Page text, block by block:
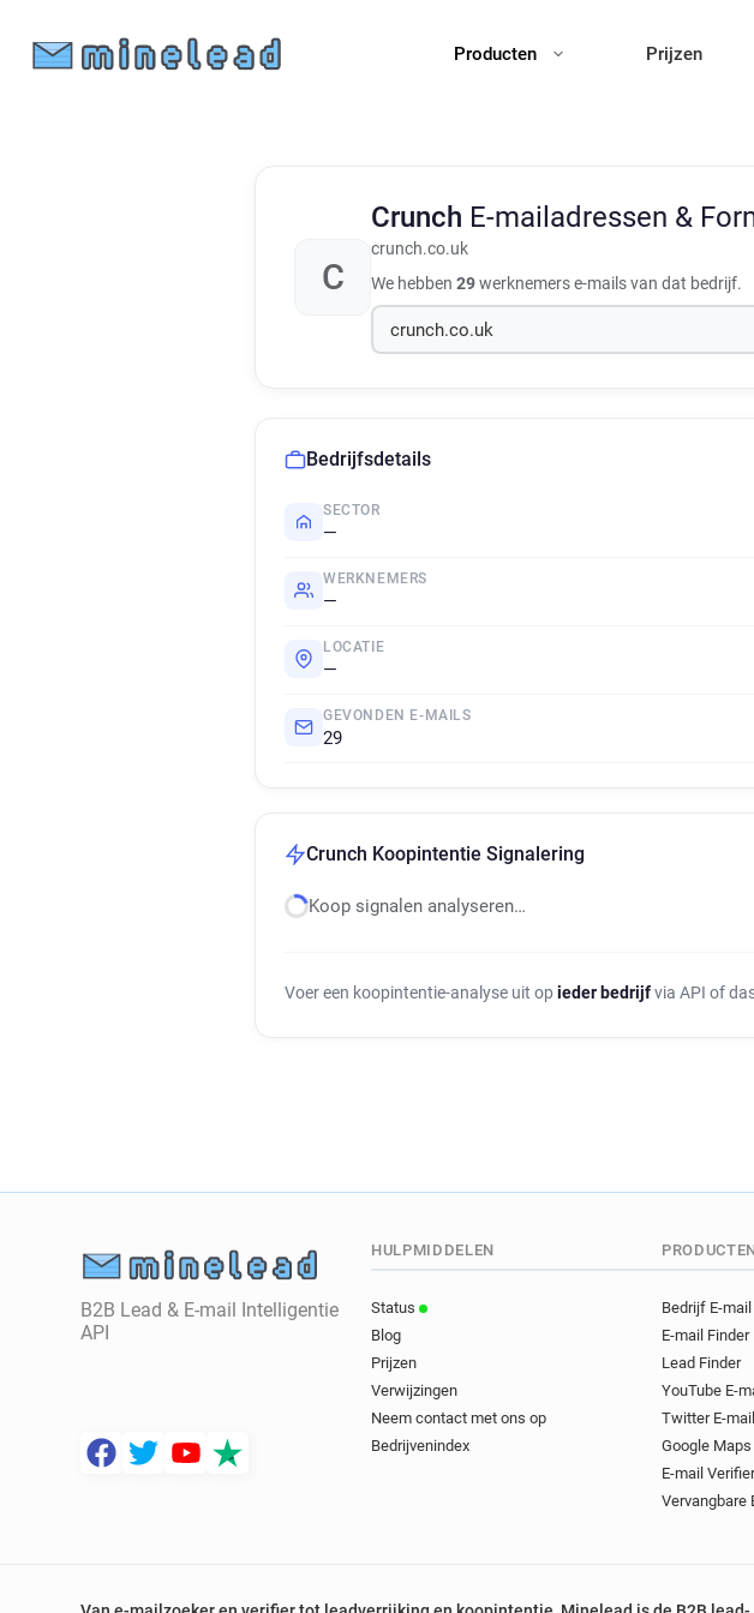
Producten Prijzen
C
Crunch E-mailadressen &
crunch.co.uk
We hebben 29werknemers e-mails van dat bedrijf.
Bedrijfsdetails
SECTOR
—
WERKNEMERS
—
LOCATIE
—
GEVONDEN E-MAILS
29
Crunch Koopintentie Signalering
Koop signalen analyseren…
Voer een koopintentie-analyse uit op ieder bedrijfvia API of
B2B Lead & E-mail Intelligentie
API
HULPMIDDELEN
Status
Blog
Prijzen
Verwijzingen
Neem contact met ons op
Bedrijvenindex
Bedrijf E-
E-mail Finder
Lead Finder
YouTube E-
Twitter E-
Google
E-mail
Vervangbare